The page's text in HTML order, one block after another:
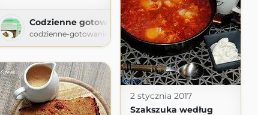
Codzienne gotowanie
codzienne-gotowanie.blogspot.com
2 stycznia 2017
Szakszuka według